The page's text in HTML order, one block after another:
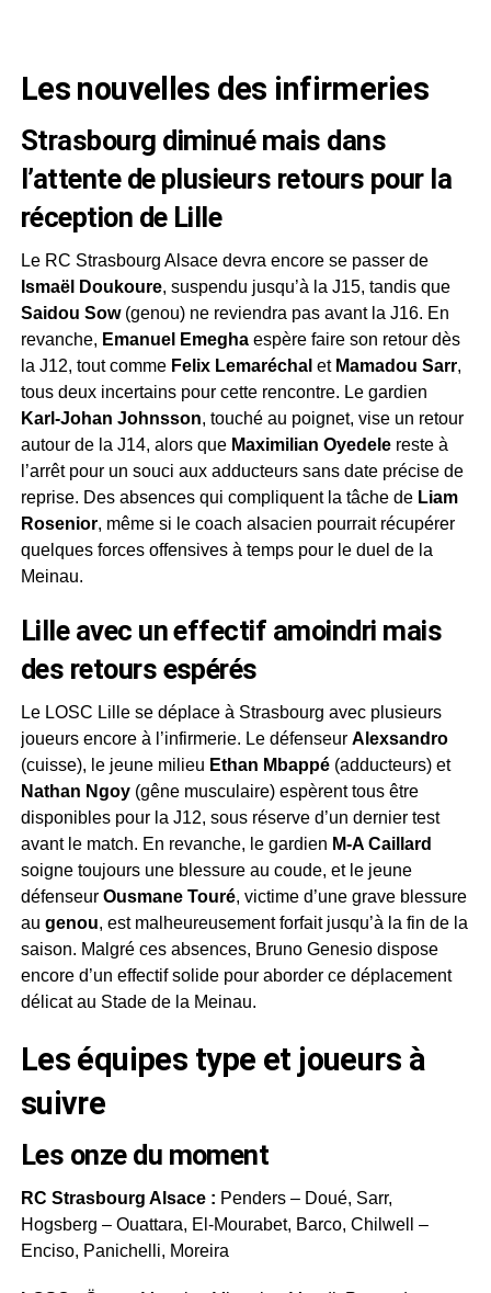
Les nouvelles des infirmeries
Strasbourg diminué mais dans
l’attente de plusieurs retours pour la
réception de Lille
Le RC Strasbourg Alsace devra encore se passer de
Ismaël Doukoure, suspendu jusqu’à la J15, tandis que
Saidou Sow(genou) ne reviendra pas avant la J16. En
revanche, Emanuel Emeghaespère faire son retour dès
la J12, tout comme Felix Lemaréchal et Mamadou Sarr,
tous deux incertains pour cette rencontre. Le gardien
Karl-Johan Johnsson, touché au poignet, vise un retour
autour de la J14, alors que Maximilian Oyedelereste à
l’arrêt pour un souci aux adducteurs sans date précise de
reprise. Des absences qui compliquent la tâche de Liam
Rosenior, même si le coach alsacien pourrait récupérer
quelques forces offensives à temps pour le duel de la
Meinau.
Lille avec un effectif amoindri mais
des retours espérés
Le LOSC Lille se déplace à Strasbourg avec plusieurs
joueurs encore à l’infirmerie. Le défenseur Alexsandro
(cuisse), le jeune milieu Ethan Mbappé(adducteurs) et
Nathan Ngoy(gêne musculaire) espèrent tous être
disponibles pour la J12, sous réserve d’un dernier test
avant le match. En revanche, le gardien M-A Caillard
soigne toujours une blessure au coude, et le jeune
défenseur Ousmane Touré, victime d’une grave blessure
au genou, est malheureusement forfait jusqu’à la fin de la
saison. Malgré ces absences, Bruno Genesio dispose
encore d’un effectif solide pour aborder ce déplacement
délicat au Stade de la Meinau.
Les équipes type et joueurs à
suivre
Les onze du moment
RC Strasbourg Alsace : Penders – Doué, Sarr,
Hogsberg – Ouattara, El-Mourabet, Barco, Chilwell –
Enciso, Panichelli, Moreira